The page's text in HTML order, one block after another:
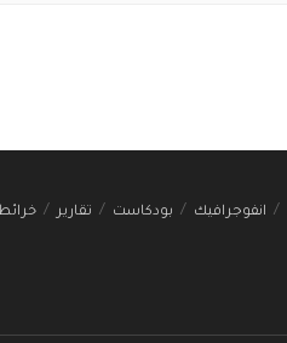
انفوجرافيك بودكاست تقارير